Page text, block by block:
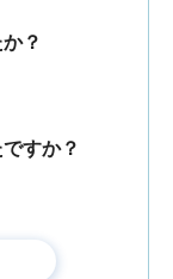
？
すか？